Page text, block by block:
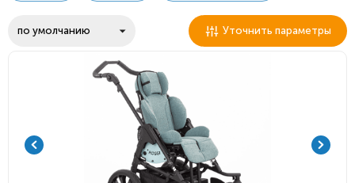
Уточнить параметры